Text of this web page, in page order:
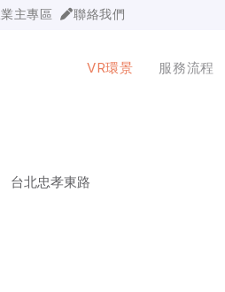
業主專區 聯絡我們
VR環景 服務流程
台北忠孝東路